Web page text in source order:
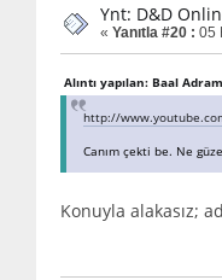
Ynt: D&D
« Yanıtla #20 : 05
Alıntı yapılan: Baal
http://
Canım çekti be. Ne
Konuyla alakasız;